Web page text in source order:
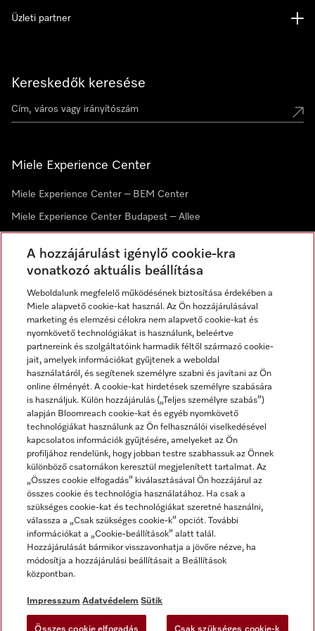
Kereskedők keresése
Miele Experience Center
Miele Experience Center – BEM Center
Miele Experience Center Budapest – Allee
Hírlevél
Üzleti partner
Impresszum
ÁSZF
Adatvédelem
Felhasználási feltételek
Akadálymentességi Nyilatkozat
Digitális Szolgáltatásokról szóló törvény
Miele a YouTube-on
Miele a Facebookon
Miele az Instagramon
A hozzájárulást igénylő cookie-kra
vonatkozó aktuális beállítása
Weboldalunk megfelelő működésének biztosítása érdekében a
Miele alapvető cookie-kat használ. Az Ön hozzájárulásával
marketing és elemzési célokra nem alapvető cookie-kat és
nyomkövető technológiákat is használunk, beleértve
partnereink és szolgáltatóink harmadik féltől származó cookie-
jait, amelyek információkat gyűjtenek a weboldal
használatáról, és segítenek személyre szabni és javítani az Ön
online élményét. A cookie-kat hirdetések személyre szabására
is használjuk. Külön hozzájárulás („Teljes személyre szabás”)
alapján Bloomreach cookie-kat és egyéb nyomkövető
technológiákat használunk az Ön felhasználói viselkedésével
kapcsolatos információk gyűjtésére, amelyeket az Ön
profiljához rendelünk, hogy jobban testre szabhassuk az Önnek
különböző csatornákon keresztül megjelenített tartalmat. Az
„Összes cookie elfogadás” kiválasztásával Ön hozzájárul az
összes cookie és technológia használatához. Ha csak a
szükséges cookie-kat és technológiákat szeretné használni,
válassza a „Csak szükséges cookie-k” opciót. További
információkat a „Cookie-beállítások” alatt talál.
Hozzájárulását bármikor visszavonhatja a jövőre nézve, ha
módosítja a hozzájárulási beállításait a Beállítások
központban.
Impresszum Adatvédelem Sütik